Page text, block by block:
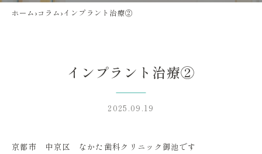
ホーム›コラム›インプラント治療②
インプラント治療②
2025.09.19
京都市 中京区 なかた歯科クリニック御池です